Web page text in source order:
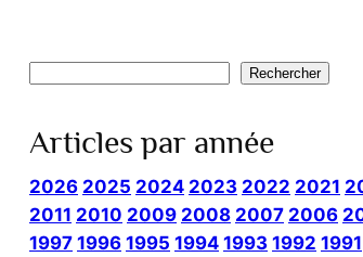
Rechercher
Articles par année
2026 2025 2024 2023 2022 2021
2011 2010 2009 2008 2007 2006
1997 1996 1995 1994 1993 1992 1991